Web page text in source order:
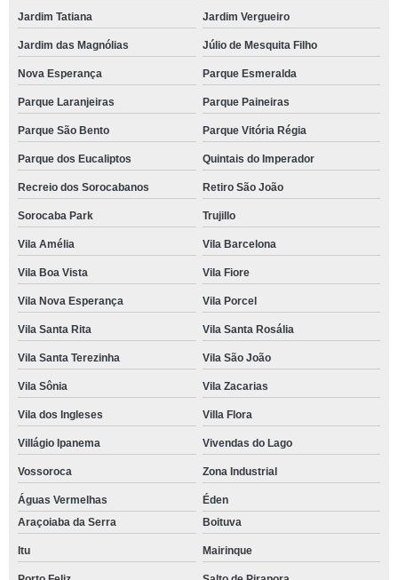
Jardim Tatiana Jardim Vergueiro
Jardim das Magnólias Júlio de Mesquita Filho
Nova Esperança Parque Esmeralda
Parque Laranjeiras Parque Paineiras
Parque São Bento Parque Vitória Régia
Parque dos Eucaliptos Quintais do Imperador
Recreio dos Sorocabanos Retiro São João
Sorocaba Park Trujillo
Vila Amélia Vila Barcelona
Vila Boa Vista Vila Fiore
Vila Nova Esperança Vila Porcel
Vila Santa Rita Vila Santa Rosália
Vila Santa Terezinha Vila São João
Vila Sônia Vila Zacarias
Vila dos Ingleses Villa Flora
Villágio Ipanema Vivendas do Lago
Vossoroca Zona Industrial
Águas Vermelhas
Éden
Araçoiaba da Serra
Boituva
Itu Mairinque